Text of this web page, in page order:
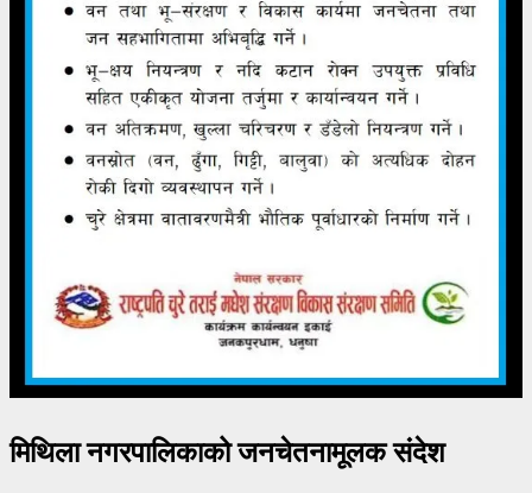
मिथिला नगरपालिकाको जनचेतनामूलक संदेश